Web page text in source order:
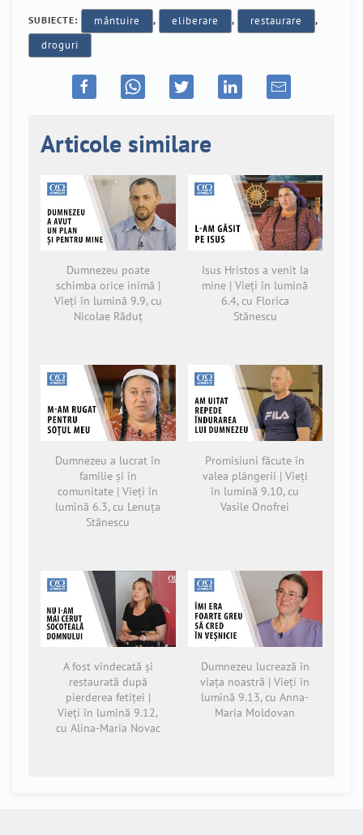
SUBIECTE: mântuire , eliberare , restaurare ,
droguri
Articole similare
Dumnezeu poate
schimba orice inimă |
Vieți în lumină 9.9, cu
Nicolae Răduț
Isus Hristos a venit la
mine | Vieți în lumină
6.4, cu Florica
Stănescu
Dumnezeu a lucrat în
familie și în
comunitate | Vieți în
lumină 6.3, cu Lenuța
Stănescu
Promisiuni făcute în
valea plângerii | Vieți
în lumină 9.10, cu
Vasile Onofrei
A fost vindecată și
restaurată după
pierderea fetiței |
Vieți în lumină 9.12,
cu Alina-Maria Novac
Dumnezeu lucrează în
viața noastră | Vieți în
lumină 9.13, cu Anna-
Maria Moldovan